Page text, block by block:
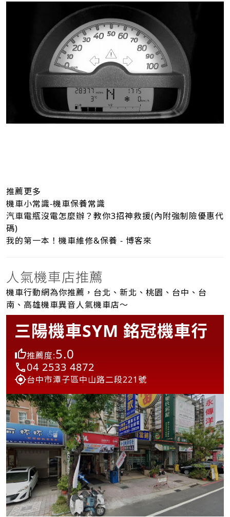
推薦更多
機車小常識-機車保養常識
汽車電瓶沒電怎麼辦？教你3招神救援(內附強制險優惠代
碼)
我的第一本！機車維修&保養 - 博客來
人氣機車店推薦
機車行動網為你推薦，台北、新北、桃園、台中、台
南、高雄機車異音人氣機車店～
三陽機車SYM 銘冠機車行
推薦度:5.0
04 2533 4872
台中市潭子區中山路二段221號